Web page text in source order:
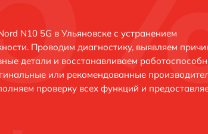
N10 5G в Ульяновске с устранением
Проводим диагностику, выявляем
детали и восстанавливаем
или рекомендованные
проверку всех функций и